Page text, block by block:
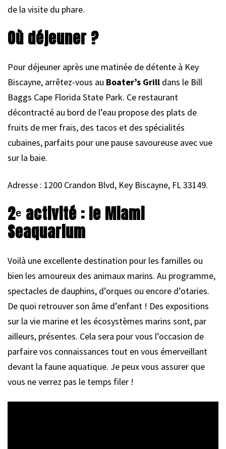
de la visite du phare.
Où déjeuner ?
Pour déjeuner après une matinée de détente à Key
Biscayne, arrêtez-vous au Boater’s Grill dans le Bill
Baggs Cape Florida State Park. Ce restaurant
décontracté au bord de l’eau propose des plats de
fruits de mer frais, des tacos et des spécialités
cubaines, parfaits pour une pause savoureuse avec vue
sur la baie.
Adresse : 1200 Crandon Blvd, Key Biscayne, FL 33149.
2ᵉ activité : le Miami
Seaquarium
Voilà une excellente destination pour les familles ou
bien les amoureux des animaux marins. Au programme,
spectacles de dauphins, d’orques ou encore d’otaries.
De quoi retrouver son âme d’enfant ! Des expositions
sur la vie marine et les écosystèmes marins sont, par
ailleurs, présentes. Cela sera pour vous l’occasion de
parfaire vos connaissances tout en vous émerveillant
devant la faune aquatique. Je peux vous assurer que
vous ne verrez pas le temps filer !